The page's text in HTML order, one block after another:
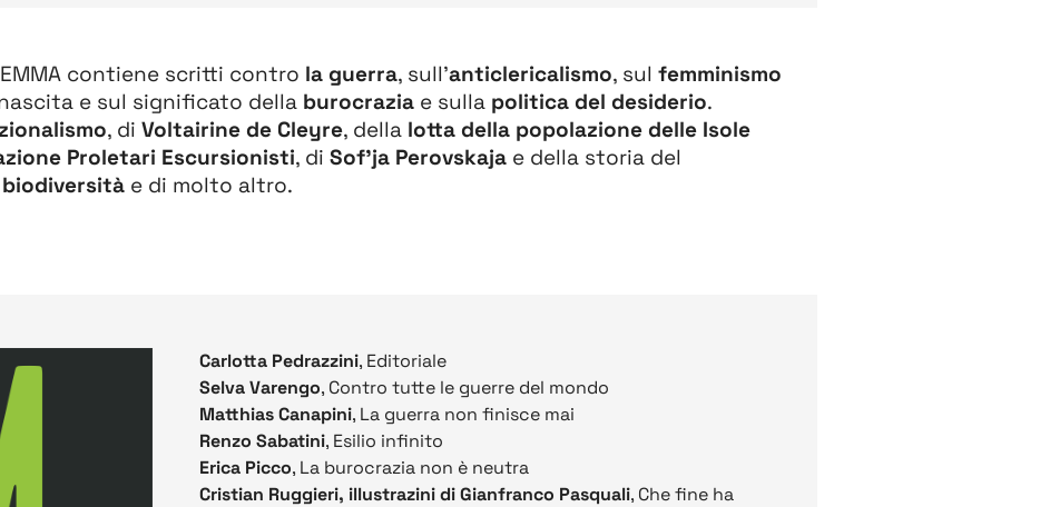
contiene scritti contro la guerra, sull'anticlericalismo, sulfemminismo
e sul significato della burocrazia e sulla politica del desiderio.
, diVoltairine de Cleyre, della lotta della popolazione delle Isole
Proletari Escursionisti, diSof’ja Perovskaja e della storia del
biodiversità e di molto altro.
Carlotta Pedrazzini, Editoriale
Selva Varengo, Contro tutte le guerre del mondo
Matthias Canapini, La guerra non finisce mai
Renzo Sabatini, Esilio infinito
Erica Picco, La burocrazia non è neutra
Cristian Ruggieri, illustrazini di Gianfranco Pasquali, Che fine ha